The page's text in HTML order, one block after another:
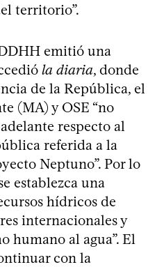
territorio”.
emitió una
la diaria, donde
de la República, el
(MA) y OSE “no
respecto al
referida a la
Neptuno”. Por lo
establezca una
hídricos de
internacionales y
humano al agua”. El
con la